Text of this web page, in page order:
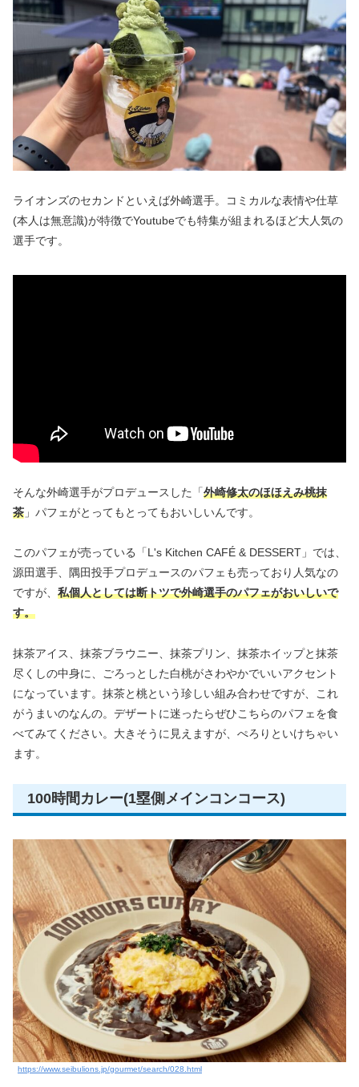
ライオンズのセカンドといえば外崎選手。コミカルな表情や仕草
(本人は無意識)が特徴でYoutubeでも特集が組まれるほど大人気の
選手です。
そんな外崎選手がプロデュースした「外崎修太のほほえみ桃抹
茶 」パフェがとってもとってもおいしいんです。
このパフェが売っている「L's Kitchen CAFÉ & DESSERT」では、
源田選手、隅田投手プロデュースのパフェも売っており人気なの
ですが、 私個人としては断トツで外崎選手のパフェがおいしいで
す。
抹茶アイス、抹茶ブラウニー、抹茶プリン、抹茶ホイップと抹茶
尽くしの中身に、ごろっとした白桃がさわやかでいいアクセント
になっています。抹茶と桃という珍しい組み合わせですが、これ
がうまいのなんの。デザートに迷ったらぜひこちらのパフェを食
べてみてください。大きそうに見えますが、ぺろりといけちゃい
ます。
100時間カレー(1塁側メインコンコース)
https://www.seibulions.jp/gourmet/search/028.html